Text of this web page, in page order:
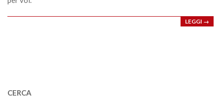
LEGGI →
CERCA